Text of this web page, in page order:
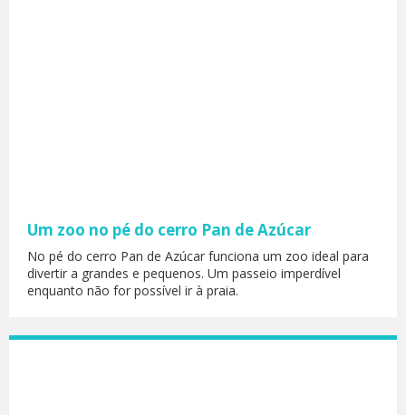
Um zoo no pé do cerro Pan de Azúcar
No pé do cerro Pan de Azúcar funciona um zoo ideal para
divertir a grandes e pequenos. Um passeio imperdível
enquanto não for possível ir à praia.